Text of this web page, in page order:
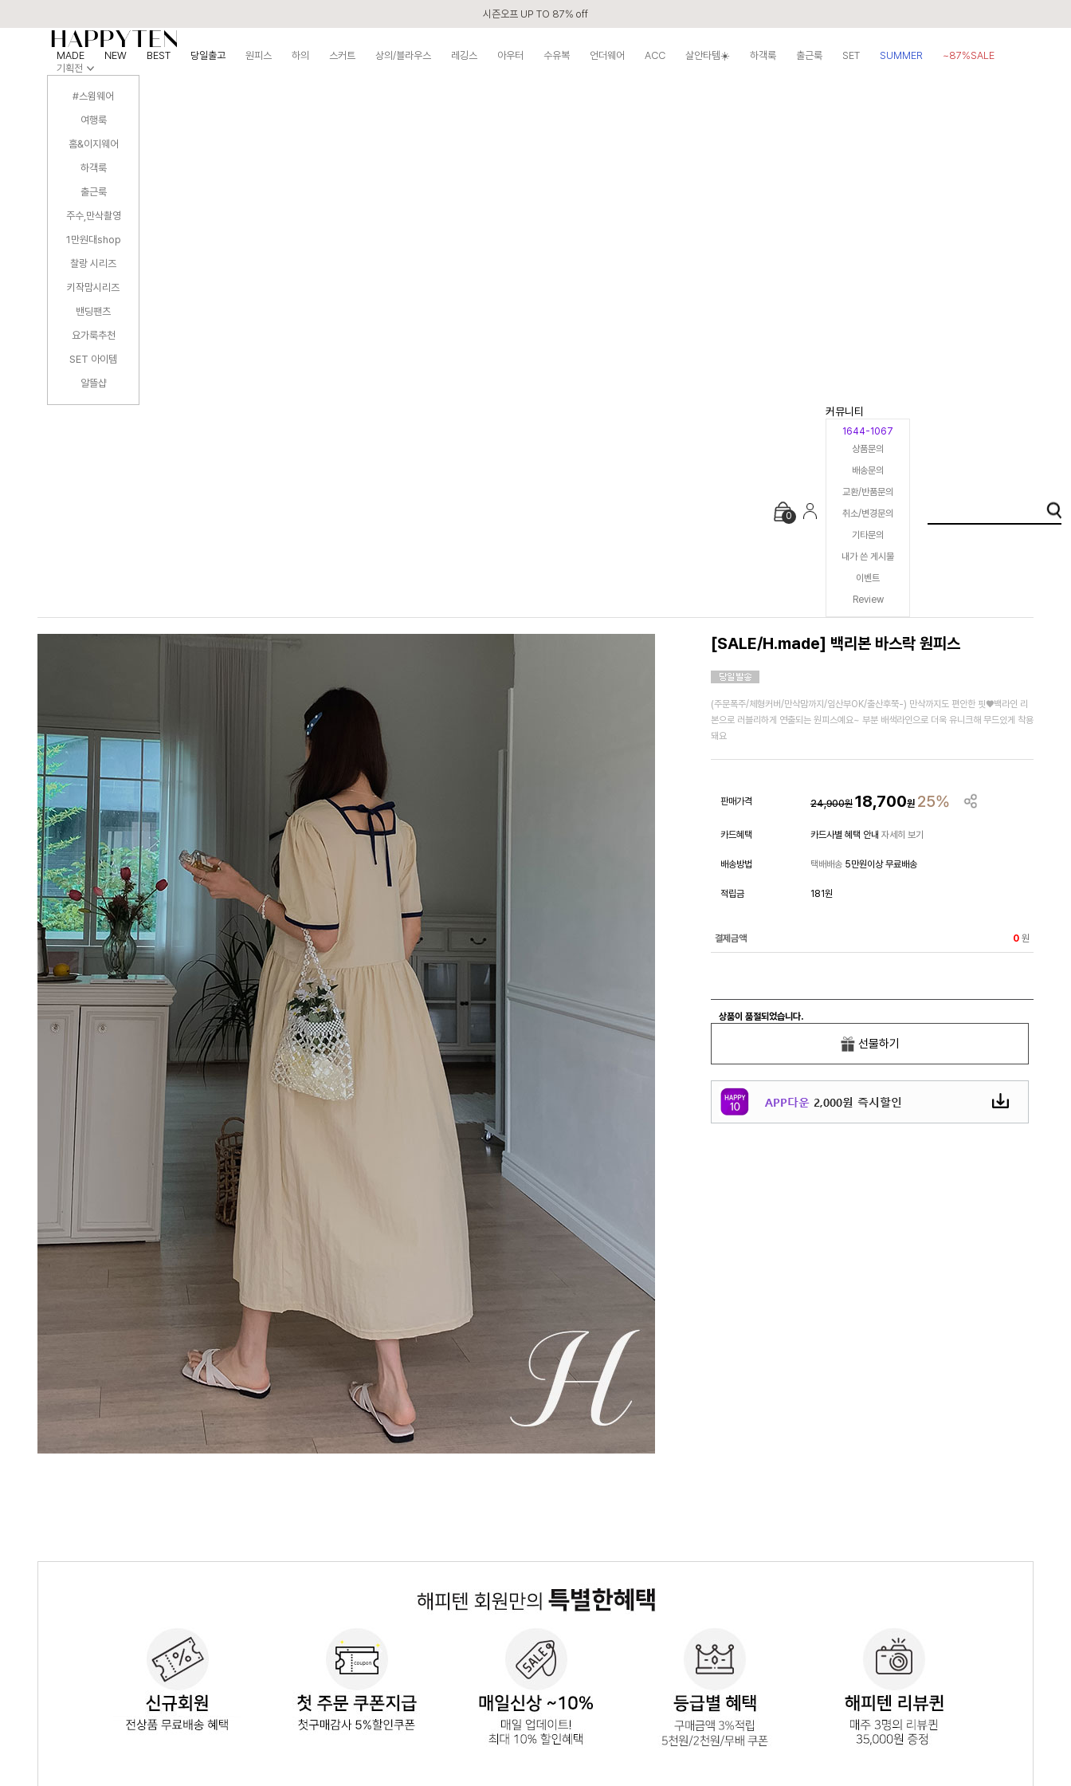
시즌오프 UP TO 87% off
MADE NEW BEST 당일출고 원피스 하의 스커트 상의/블라우스 레깅스 아우터 수유복 언더웨어 ACC 살안타템☀️ 하객룩 출근룩 SET SUMMER
~87%SALE
기획전
#스윔웨어
여행룩
홈&이지웨어
하객룩
출근룩
주수,만삭촬영
1만원대shop
찰랑 시리즈
키작맘시리즈
밴딩팬츠
요가룩추천
SET 아이템
알뜰샵
0
커뮤니티
1644-1067
상품문의
배송문의
교환/반품문의
취소/변경문의
기타문의
내가 쓴 게시물
이벤트
Review
[SALE/H.made] 백리본 바스락 원피스
(주문폭주/체형커버/만삭맘까지/임산부OK/출산후쭉-) 만삭까지도 편안한 핏♥백라인 리
본으로 러블리하게 연출되는 원피스예요~ 부분 배색라인으로 더욱 유니크해 무드있게 착용
돼요
판매가격 24,900원 18,700원 25%
카드혜택 카드사별 혜택 안내 자세히 보기
배송방법 택배배송 5만원이상 무료배송
적립금 181원
결제금액 0 원
상품이 품절되었습니다.
선물하기